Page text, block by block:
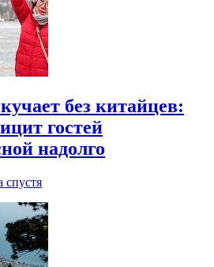
без китайцев:
гостей
надолго
спустя